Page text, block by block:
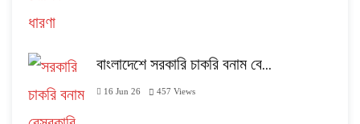
বাংলাদেশে সরকারি চাকরি বনাম বে…
16 Jun 26 457 Views